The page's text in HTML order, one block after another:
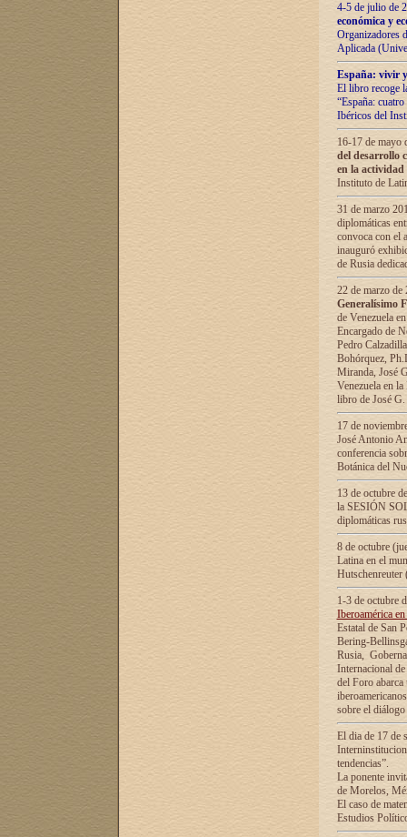
4-5 de julio de
económica y
Organizadores
Aplicada
España: vivir
El libro recoge
“España:
Ibéricos del
16-17 de mayo
del desarrollo
en la
Instituto de
31 de marzo
diplomáticas
convoca con el
inauguró
de Rusia
22 de marzo
Generalísimo
de Venezuela
Encargado de
Pedro
Bohórquez,
Miranda, José
Venezuela en
libro de José
17 de
José Antonio
conferencia
Botánica del
13 de octubre
la SESIÓN
diplomáticas
8 de octubre
Latina en el
1-3 de octubre
Iberoamérica
Estatal de San
Bering-
Rusia,
Internacional
del Foro
sobre el
El dia de 17 de
tendencias”.
La ponente
de Morelos,
El caso de
Estudios